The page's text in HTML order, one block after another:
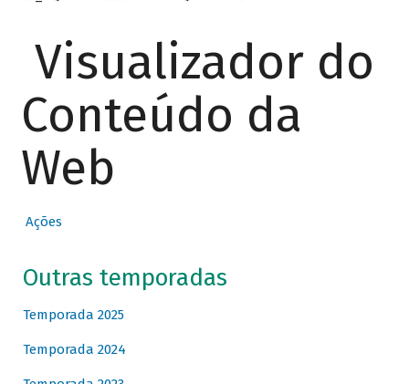
Visualizador do
Conteúdo da
Web
Ações
Outras temporadas
Temporada 2025
Temporada 2024